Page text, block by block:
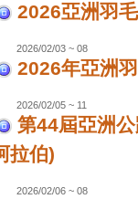
2026亞洲羽
2026/02/03 ~ 08
2026年亞洲
2026/02/05 ~ 11
第44屆亞洲
拉伯)
2026/02/06 ~ 08